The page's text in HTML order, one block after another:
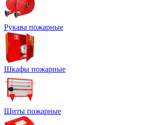
Рукава пожарные
Шкафы пожарные
Щиты пожарные